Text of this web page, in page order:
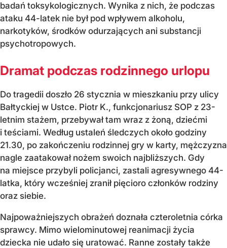
badań toksykologicznych. Wynika z nich, że podczas
ataku 44-latek nie był pod wpływem alkoholu,
narkotyków, środków odurzających ani substancji
psychotropowych.
Dramat podczas rodzinnego urlopu
Do tragedii doszło 26 stycznia w mieszkaniu przy ulicy
Bałtyckiej w Ustce. Piotr K., funkcjonariusz SOP z 23-
letnim stażem, przebywał tam wraz z żoną, dziećmi
i teściami. Według ustaleń śledczych około godziny
21.30, po zakończeniu rodzinnej gry w karty, mężczyzna
nagle zaatakował nożem swoich najbliższych. Gdy
na miejsce przybyli policjanci, zastali agresywnego 44-
latka, który wcześniej zranił pięcioro członków rodziny
oraz siebie.
Najpoważniejszych obrażeń doznała czteroletnia córka
sprawcy. Mimo wielominutowej reanimacji życia
dziecka nie udało się uratować. Ranne zostały także